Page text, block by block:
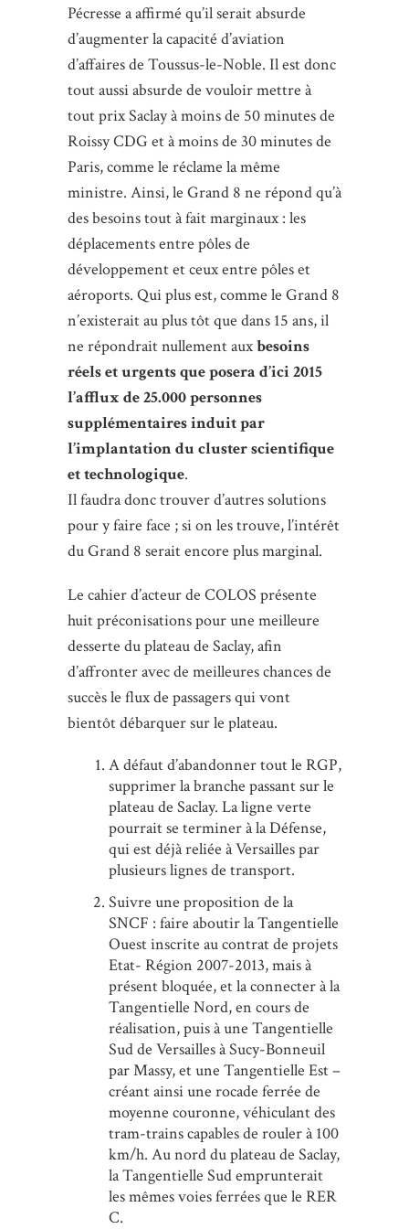
Pécresse a affirmé qu’il serait absurde
d’augmenter la capacité d’aviation
d’affaires de Toussus-le-Noble. Il est donc
tout aussi absurde de vouloir mettre à
tout prix Saclay à moins de 50 minutes de
Roissy CDG et à moins de 30 minutes de
Paris, comme le réclame la même
ministre. Ainsi, le Grand 8 ne répond qu’à
des besoins tout à fait marginaux : les
déplacements entre pôles de
développement et ceux entre pôles et
aéroports. Qui plus est, comme le Grand 8
n’existerait au plus tôt que dans 15 ans, il
ne répondrait nullement auxbesoins
réels et urgents que posera d’ici 2015
l’afflux de 25.000 personnes
supplémentaires induit par
l’implantation du cluster scientifique
et technologique.
Il faudra donc trouver d’autres solutions
pour y faire face ; si on les trouve, l’intérêt
du Grand 8 serait encore plus marginal.
Le cahier d’acteur de COLOS présente
huit préconisations pour une meilleure
desserte du plateau de Saclay, afin
d’affronter avec de meilleures chances de
succès le flux de passagers qui vont
bientôt débarquer sur le plateau.
A défaut d’abandonner tout le RGP,
supprimer la branche passant sur le
plateau de Saclay. La ligne verte
pourrait se terminer à la Défense,
qui est déjà reliée à Versailles par
plusieurs lignes de transport.
Suivre une proposition de la
SNCF : faire aboutir la Tangentielle
Ouest inscrite au contrat de projets
Etat- Région 2007-2013, mais à
présent bloquée, et la connecter à la
Tangentielle Nord, en cours de
réalisation, puis à une Tangentielle
Sud de Versailles à Sucy-Bonneuil
par Massy, et une Tangentielle Est –
créant ainsi une rocade ferrée de
moyenne couronne, véhiculant des
tram-trains capables de rouler à 100
km/h. Au nord du plateau de Saclay,
la Tangentielle Sud emprunterait
les mêmes voies ferrées que le RER
C.